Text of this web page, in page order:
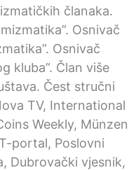
članaka.
Osnivač
Osnivač
kluba”. Član više
Čest stručni
TV, International
Weekly, Münzen
portal, Poslovni
Dubrovački vjesnik,